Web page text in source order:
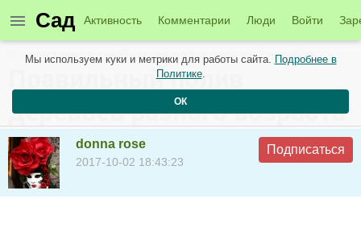
Сад Активность Комментарии Люди Войти
Новые темы в сообществе садоводов от 3 октября
Правильный полив
деревьев разного возраста
donna rose
2017-10-02 18:43:23
Подписаться
Мы используем куки и метрики для работы сайта. Подробнее в
Политике.
ОК